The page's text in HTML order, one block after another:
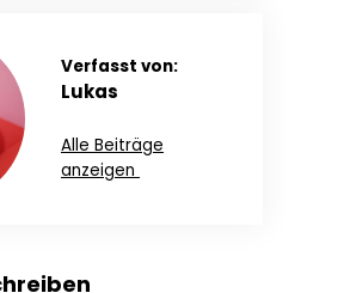
Verfasst von:
Lukas
Alle Beiträge
anzeigen